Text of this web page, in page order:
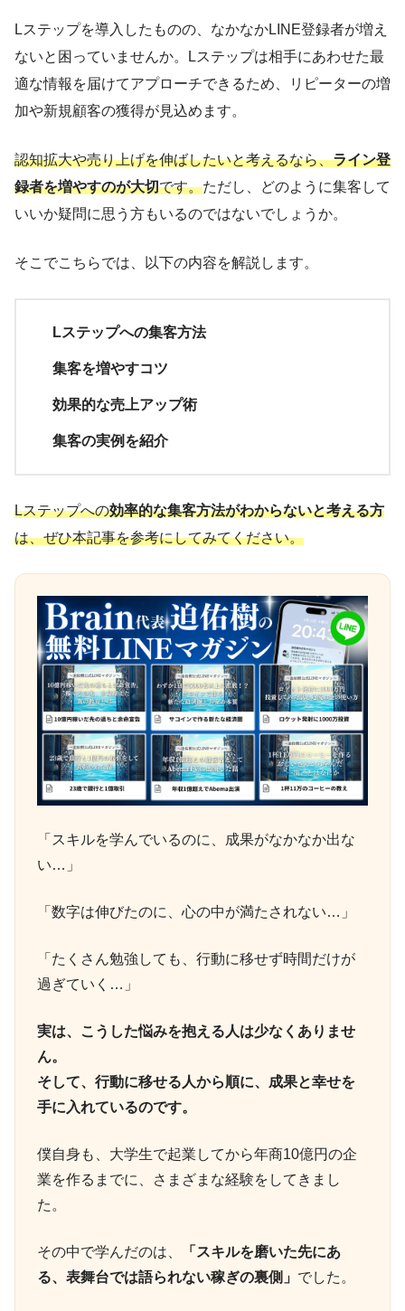
Lステップを導入したものの、なかなかLINE登録者が増え
ないと困っていませんか。Lステップは相手にあわせた最
適な情報を届けてアプローチできるため、リピーターの増
加や新規顧客の獲得が見込めます。
認知拡大や売り上げを伸ばしたいと考えるなら、ライン登
録者を増やすのが大切です。ただし、どのように集客して
いいか疑問に思う方もいるのではないでしょうか。
そこでこちらでは、以下の内容を解説します。
Lステップへの集客方法
集客を増やすコツ
効果的な売上アップ術
集客の実例を紹介
Lステップへの効率的な集客方法がわからないと考える方
は、ぜひ本記事を参考にしてみてください。
「スキルを学んでいるのに、成果がなかなか出な
い…」
「数字は伸びたのに、心の中が満たされない…」
「たくさん勉強しても、行動に移せず時間だけが
過ぎていく…」
実は、こうした悩みを抱える人は少なくありませ
ん。
そして、行動に移せる人から順に、成果と幸せを
手に入れているのです。
僕自身も、大学生で起業してから年商10億円の企
業を作るまでに、さまざまな経験をしてきまし
た。
その中で学んだのは、
「スキルを磨いた先にあ
る、表舞台では語られない稼ぎの裏側」 でした。